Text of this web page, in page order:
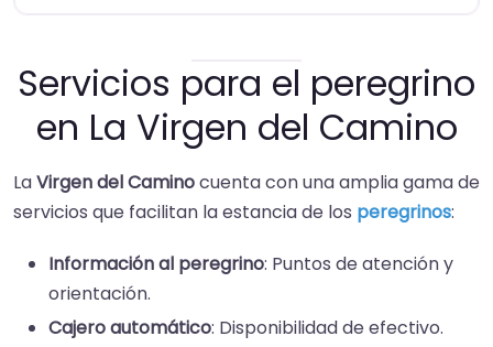
Servicios para el peregrino
en La Virgen del Camino
LaVirgen del Caminocuenta con una amplia gama de
servicios que facilitan la estancia de los peregrinos:
Información al peregrino: Puntos de atención y
orientación.
Cajero automático: Disponibilidad de efectivo.